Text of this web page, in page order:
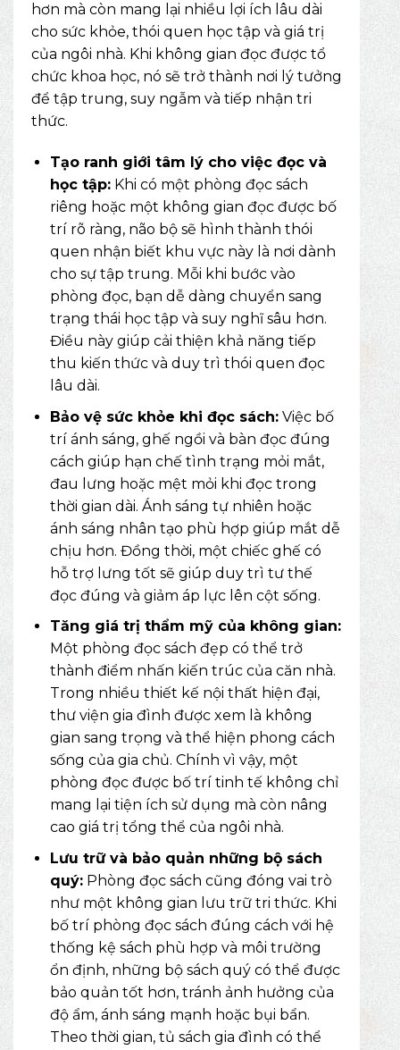
hơn mà còn mang lại nhiều lợi ích lâu dài
cho sức khỏe, thói quen học tập và giá trị
của ngôi nhà. Khi không gian đọc được tổ
chức khoa học, nó sẽ trở thành nơi lý tưởng
để tập trung, suy ngẫm và tiếp nhận tri
thức.
Tạo ranh giới tâm lý cho việc đọc và
học tập:Khi có một phòng đọc sách
riêng hoặc một không gian đọc được bố
trí rõ ràng, não bộ sẽ hình thành thói
quen nhận biết khu vực này là nơi dành
cho sự tập trung. Mỗi khi bước vào
phòng đọc, bạn dễ dàng chuyển sang
trạng thái học tập và suy nghĩ sâu hơn.
Điều này giúp cải thiện khả năng tiếp
thu kiến thức và duy trì thói quen đọc
lâu dài.
Bảo vệ sức khỏe khi đọc sách:Việc bố
trí ánh sáng, ghế ngồi và bàn đọc đúng
cách giúp hạn chế tình trạng mỏi mắt,
đau lưng hoặc mệt mỏi khi đọc trong
thời gian dài. Ánh sáng tự nhiên hoặc
ánh sáng nhân tạo phù hợp giúp mắt dễ
chịu hơn. Đồng thời, một chiếc ghế có
hỗ trợ lưng tốt sẽ giúp duy trì tư thế
đọc đúng và giảm áp lực lên cột sống.
Tăng giá trị thẩm mỹ của không gian:
Một phòng đọc sách đẹp có thể trở
thành điểm nhấn kiến trúc của căn nhà.
Trong nhiều thiết kế nội thất hiện đại,
thư viện gia đình được xem là không
gian sang trọng và thể hiện phong cách
sống của gia chủ. Chính vì vậy, một
phòng đọc được bố trí tinh tế không chỉ
mang lại tiện ích sử dụng mà còn nâng
cao giá trị tổng thể của ngôi nhà.
Lưu trữ và bảo quản những bộ sách
quý:Phòng đọc sách cũng đóng vai trò
như một không gian lưu trữ tri thức. Khi
bố trí phòng đọc sách đúng cách với hệ
thống kệ sách phù hợp và môi trường
ổn định, những bộ sách quý có thể được
bảo quản tốt hơn, tránh ảnh hưởng của
độ ẩm, ánh sáng mạnh hoặc bụi bẩn.
Theo thời gian, tủ sách gia đình có thể